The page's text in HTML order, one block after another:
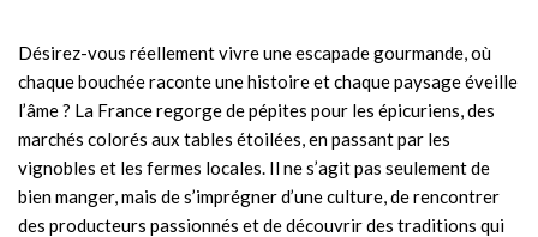
Désirez-vous réellement vivre une escapade gourmande, où
chaque bouchée raconte une histoire et chaque paysage éveille
l’âme ? La France regorge de pépites pour les épicuriens, des
marchés colorés aux tables étoilées, en passant par les
vignobles et les fermes locales. Il ne s’agit pas seulement de
bien manger, mais de s’imprégner d’une culture, de rencontrer
des producteurs passionnés et de découvrir des traditions qui